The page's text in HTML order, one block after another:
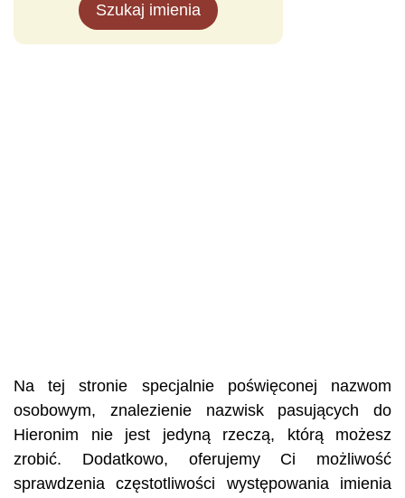
Szukaj imienia
Na tej stronie specjalnie poświęconej nazwom
osobowym, znalezienie nazwisk pasujących do
Hieronim nie jest jedyną rzeczą, którą możesz
zrobić. Dodatkowo, oferujemy Ci możliwość
sprawdzenia częstotliwości występowania imienia